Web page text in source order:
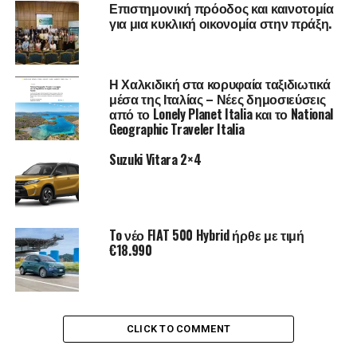
Η συμμετοχή κοστίζει συνολικά 12€ (Για συμμετοχή
και στους 4 περιπάτους που έχουν ανακοινωθεί 40€).
Δείτε τους υπόλοιπους περιπάτους
Για την εξασφάλιση της θέσης σας απαραίτητη είναι η
προπληρωμή, δείτε τους τρόπους πληρωμήςεδώ
Για εκδήλωση ενδιαφέροντος συμπληρώστε τη
φόρμαεδώ
Πληροφορίες / Κρατήσεις: 210 3250341 /
info@ekedisy.gr
Σημείο συνάντησης: Στην είσοδο της Αγίας Σοφίας
Κανόνες συμμετοχής στην δράση, προς περιορισμό
της διασποράς του COVID-19:
Επιστημονική πρόοδος και καινοτομία
για μια κυκλική οικονομία στην πράξη.
Η Χαλκιδική στα κορυφαία ταξιδιωτικά
μέσα της Ιταλίας – Νέες δημοσιεύσεις
από το Lonely Planet Italia και το National
Geographic Traveler Italia
Suzuki Vitara 2×4
To νέο FIAT 500 Hybrid ήρθε με τιμή
€18.990
CLICK TO COMMENT